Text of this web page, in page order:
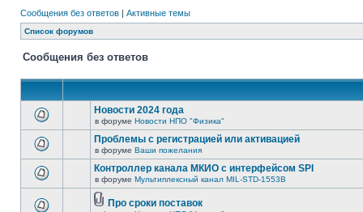
Сообщения без ответов | Активные темы
Список форумов
Сообщения без ответов
Новости 2024 года
в форуме Новости НПО "Физика"
Проблемы с регистрацией или активацией
в форуме Ваши пожелания
Контроллер канала МКИО с интерфейсом SPI
в форуме Мультиплексный канал MIL-STD-1553B
Про сроки поставок